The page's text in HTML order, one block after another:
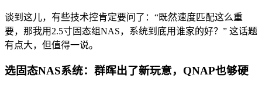
谈到这儿，有些技术控肯定要问了：“既然速度匹配这么重
要，那我用2.5寸固态组NAS，系统到底用谁家的好？” 这话题
有点大，但值得一说。
选固态NAS系统：群晖出了新玩意，QNAP也够硬